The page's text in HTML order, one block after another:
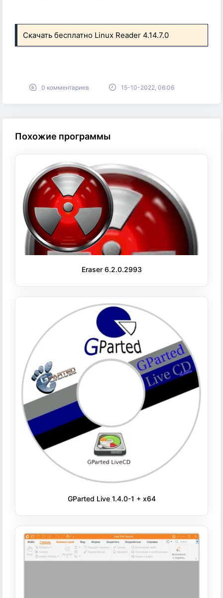
Скачать бесплатно Linux Reader 4.14.7.0
0 комментариев 15-10-2022, 06:06
Похожие программы
Eraser 6.2.0.2993
GParted Live 1.4.0-1 + x64